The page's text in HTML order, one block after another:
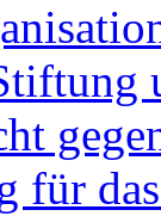
für